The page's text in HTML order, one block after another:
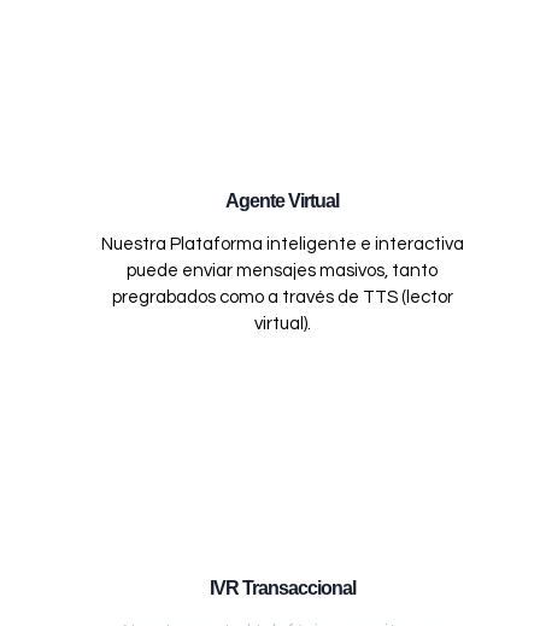
Agente Virtual
Nuestra Plataforma inteligente e interactiva
puede enviar mensajes masivos, tanto
pregrabados como a través de TTS (lector
virtual).
IVR Transaccional